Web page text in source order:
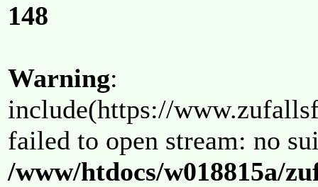
148
Warning:
include(https://
failed to open stream: no
/www/htdocs/w018815a/